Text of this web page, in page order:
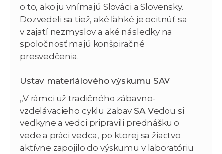
o to, ako ju vnímajú Slováci a Slovensky.
Dozvedeli sa tiež, aké ľahké je ocitnúť sa
v zajatí nezmyslov a aké následky na
spoločnosť majú konšpiračné
presvedčenia.
Ústav materiálového výskumu SAV
„V rámci už tradičného zábavno-
vzdelávacieho cyklu Zabav SA Vedou si
vedkyne a vedci pripravili prednášku o
vede a práci vedca, po ktorej sa žiactvo
aktívne zapojilo do výskumu v laboratóriu